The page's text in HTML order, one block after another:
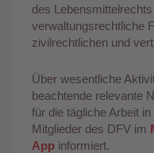
des
verwaltungsrechtliche
zivilrechtlichen und
Über wesentliche
beachtende relevante
für die tägliche Arbeit
Mitglieder des DFV im
App informiert.